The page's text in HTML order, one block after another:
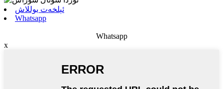
ئېلخەت يوللاش
Whatsapp
Whatsapp
x